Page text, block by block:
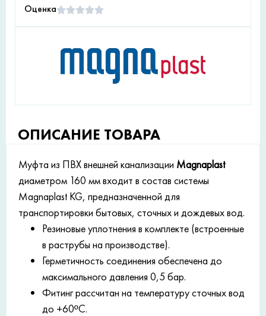
Оценка
ОПИСАНИЕ ТОВАРА
Муфта из ПВХ внешней канализации Magnaplast
диаметром 160 мм входит в состав системы
Magnaplast KG, предназначенной для
транспортировки бытовых, сточных и дождевых вод.
Резиновые уплотнения в комплекте (встроенные
в раструбы на производстве).
Герметичность соединения обеспечена до
максимального давления 0,5 бар.
Фитинг рассчитан на температуру сточных вод
до +60ºC.